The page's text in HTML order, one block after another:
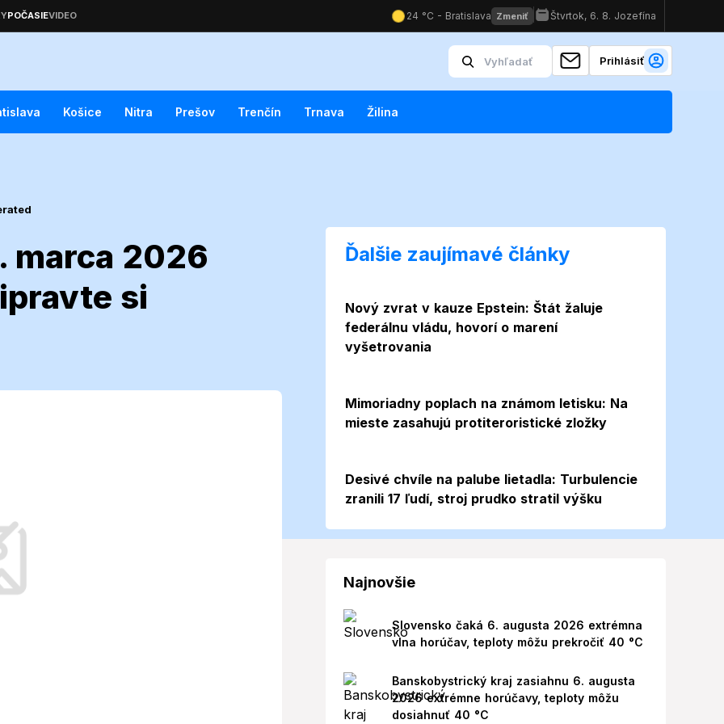
Prihlásiť
Košice Nitra Prešov Trenčín Trnava Žilina
marca 2026
si
31. marca
Ďalšie zaujímavé články
Nový zvrat v kauze Epstein: Štát žaluje
federálnu vládu, hovorí o marení
vyšetrovania
Foto
Mimoriadny poplach na známom letisku: Na
mieste zasahujú protiteroristické zložky
Desivé chvíle na palube lietadla: Turbulencie
zranili 17 ľudí, stroj prudko stratil výšku
Najnovšie
Slovensko čaká 6. augusta 2026 extrémna
vlna horúčav, teploty môžu prekročiť 40 °C
Banskobystrický kraj zasiahnu 6. augusta
2026 extrémne horúčavy, teploty môžu
dosiahnuť 40 °C